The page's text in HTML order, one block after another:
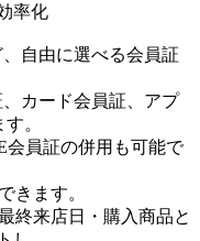
率化
自由に選べる会員証
カード会員証、アプ
。
会員証の併用も可能で
きます。
終来店日・購入商品と